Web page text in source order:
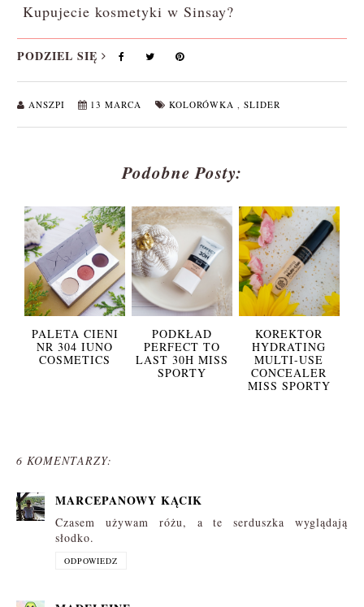
Kupujecie kosmetyki w Sinsay?
PODZIEL SIĘ
ANSZPI 13 MARCA KOLORÓWKA SLIDER
Podobne Posty:
PALETA CIENI
NR 304 IUNO
COSMETICS
PODKŁAD
PERFECT TO
LAST 30H MISS
SPORTY
KOREKTOR
HYDRATING
MULTI-USE
CONCEALER
MISS SPORTY
6 KOMENTARZY:
MARCEPANOWY KĄCIK
Czasem używam różu, a te serduszka wyglądają
słodko.
ODPOWIEDZ